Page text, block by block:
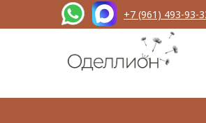
+7 (961) 493-93-